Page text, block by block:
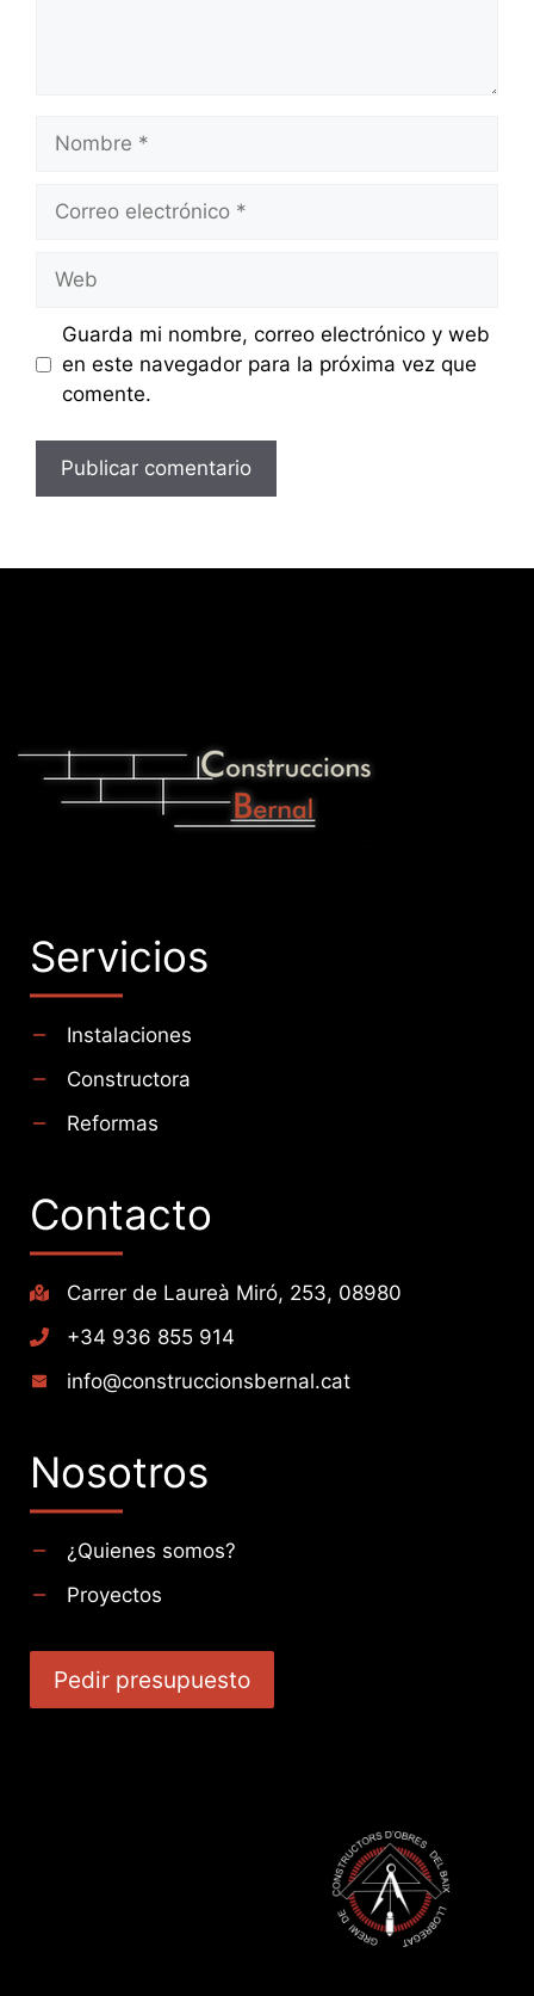
Nombre
Correo
Web
Guarda mi nombre, correo electrónico y web
en este navegador para la próxima vez que
comente.
Servicios
Instalaciones
Constructora
Reformas
Contacto
Carrer de Laureà Miró, 253, 08980
+34 936 855 914
info@construccionsbernal.cat
Nosotros
¿Quienes somos?
Proyectos
Pedir presupuesto